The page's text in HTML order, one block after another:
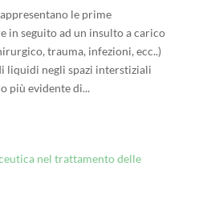
le prime
in seguito ad un insulto a carico
trauma, infezioni, ecc..)
liquidi negli spazi interstiziali
più evidente di...